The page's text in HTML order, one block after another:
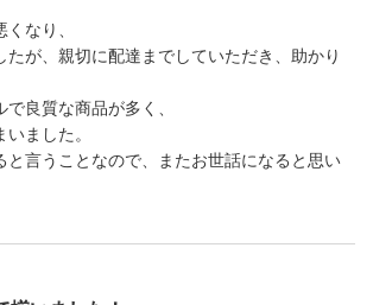
なり、
たが、親切に配達までしていただき、助かり
良質な商品が多く、
ました。
と言うことなので、またお世話になると思い